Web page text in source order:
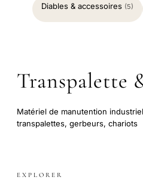
Diables & accessoires (5)
Transpalette
Matériel de manutention
transpalettes, gerbeurs, chariots
EXPLORER